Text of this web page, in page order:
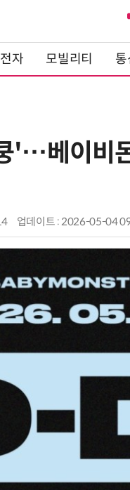
전자 모빌리티 통
'…베이비
업데이트 : 2026-05-04